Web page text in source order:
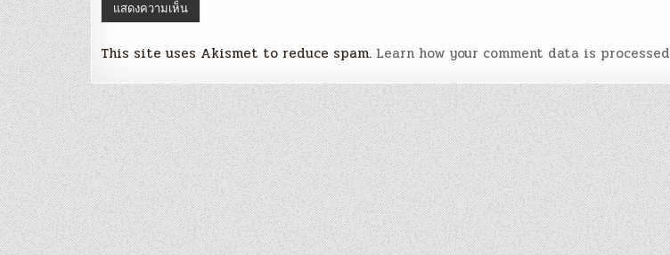
This site uses Akismet to reduce spam. Learn how your comment data is processed